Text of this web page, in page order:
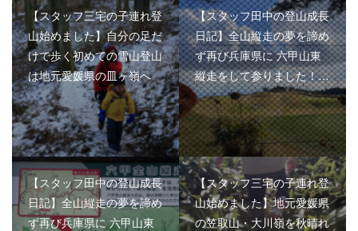
【スタッフ三宅の子連れ登
山始めました】自分の足だ
けで歩く初めての雪山登山
は地元愛媛県の皿ヶ嶺へ
【スタッフ田中の登山成長
日記】全山縦走の夢を諦め
ず再び兵庫県に 六甲山東
縦走をして参りました！…
【スタッフ田中の登山成長
日記】全山縦走の夢を諦め
ず再び兵庫県に 六甲山東
【スタッフ三宅の子連れ登
山始めました】地元愛媛県
の笠取山・大川嶺を秋晴れ